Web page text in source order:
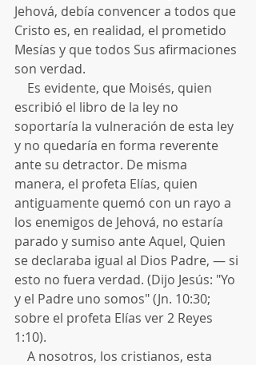
Jehová, debía convencer a todos que
Cristo es, en realidad, el prometido
Mesías y que todos Sus afirmaciones
son verdad.
escribió el libro de la ley no
soportaría la vulneración de esta ley
y no quedaría en forma reverente
ante su detractor. De misma
manera, el profeta Elías, quien
antiguamente quemó con un rayo a
los enemigos de Jehová, no estaría
parado y sumiso ante Aquel, Quien
se declaraba igual al Dios Padre, — si
esto no fuera verdad. (Dijo Jesús: "Yo
y el Padre uno somos" (Jn. 10:30;
sobre el profeta Elías ver 2 Reyes
1:10).